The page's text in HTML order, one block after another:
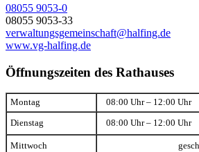
08055 9053-0
08055 9053-33
verwaltungsgemeinschaft@halfing.de
www.vg-halfing.de
Öffnungszeiten des Rathauses
Montag 08:00 Uhr – 12:00 Uhr
Dienstag 08:00 Uhr – 12:00 Uhr
Mittwoch